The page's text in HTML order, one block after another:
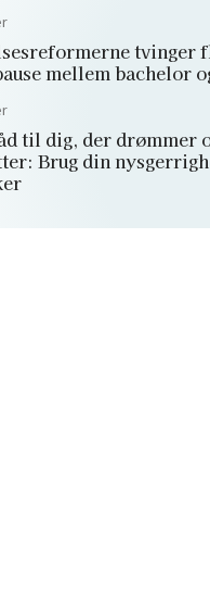
tvinger
mellem bachelor
til dig, der drømmer
Brug din